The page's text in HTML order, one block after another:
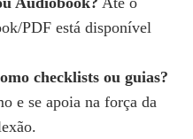
PDF está disponível
checklists ou guias?
e se apoia na força da